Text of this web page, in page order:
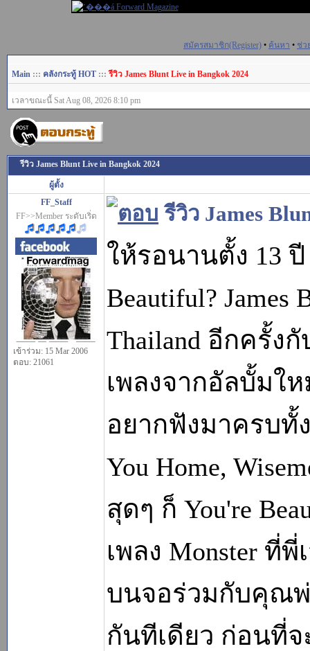
สมัครสมาชิก(Register) • ค้นหา • ช่ว
Main ::: คลังกระทู้ HOT :::รีวิว James Blunt Live in Bangkok 2024
เวลาขณะนี้ Sat Aug 08, 2026 8:10 pm
รีวิว James Blunt Live in Bangkok 2024
ผู้ตั้ง
FF_Staff
FF>>Member ระดับเริ่ด
เข้าร่วม: 15 Mar 2006
ตอบ: 21061
รีวิว James
ให้รอนานตั้ง 13 ปี
Beautiful?
Thailand อีกครั้งกั
เพลงจากอัลบั้มใ
อยากฟังมาครบทั้ง
You Home,
สุดๆ ก็ You're
เพลง Monster ที่
บนจอร่วมกับคุณ
กันทีเดียว ก่อนที่จ